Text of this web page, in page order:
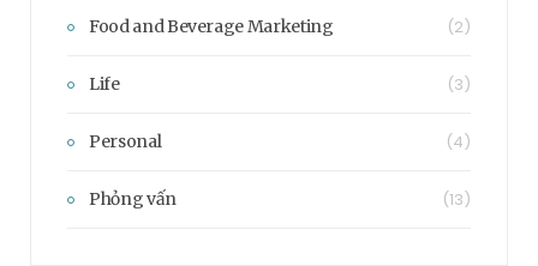
Food and Beverage Marketing (2)
Life (3)
Personal (4)
Phỏng vấn (13)